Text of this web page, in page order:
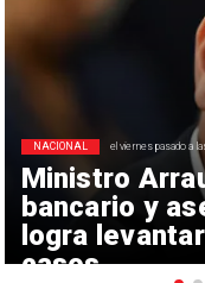
Ministro
bancario y
logra
casos
NACIONAL el viernes pasado a